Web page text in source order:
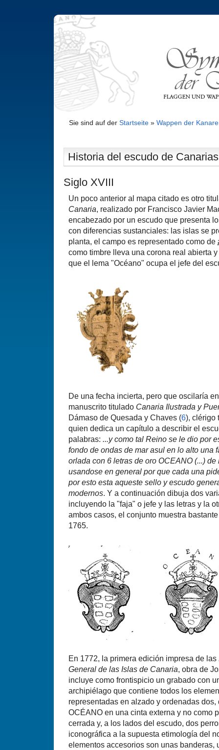
Sie sind auf der Startseite» Wappen der
Historia del escudo de
Siglo XVIII
Un poco anterior al mapa citado es otro
Canaria, realizado por Francisco Javier
encabezado por un escudo que presenta
con diferencias sustanciales: las islas se
planta, el campo es representado como de
como timbre lleva una corona real abierta
que el lema "Océano" ocupa el jefe del
De una fecha incierta, pero que oscilaría
manuscrito titulado Canaria Ilustrada y
Dámaso de Quesada y Chaves (6), clérigo
quien dedica un capítulo a describir el
palabras: ...y como tal Reino se le dio por
fondo de ondas de mar asul en lo alto una
orlada con 6 letras de oro OCEANO (...)
usandose en general por que cada una
por esto esta aqueste sello y escudo
modernos. Y a continuación dibuja dos
incluyendo la "faja" o jefe y las letras y la
ambos casos, el conjunto muestra
1765.
En 1772, la primera edición impresa de las
General de las Islas de Canaria, obra de
incluye como frontispicio un grabado con
archipiélago que contiene todos los
representadas en alzado y ordenadas
OCÉANO en una cinta externa y no como
cerrada y, a los lados del escudo, dos
iconográfica a la supuesta etimología del
elementos accesorios son unas banderas,